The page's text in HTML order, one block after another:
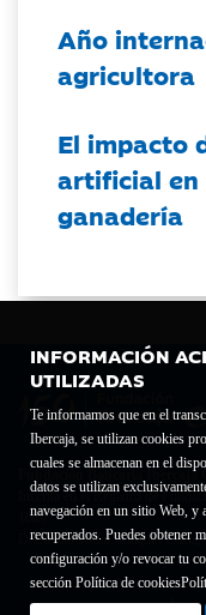
INFORMACIÓN
UTILIZADAS
Te informamos que en el
Ibercaja, se utilizan cookies
cuales se almacenan en el
datos se utilizan
navegación en un sitio Web, y
recuperados. Puedes obtener
configuración y/o revocar tu
sección Política de cookies
Año
agricultora
El impacto
artificial en
ganadería
Fundación Bancaria Ibercaja
Inscrita en el Registro de
1689.
Domicilio social: Joaquín
Aviso